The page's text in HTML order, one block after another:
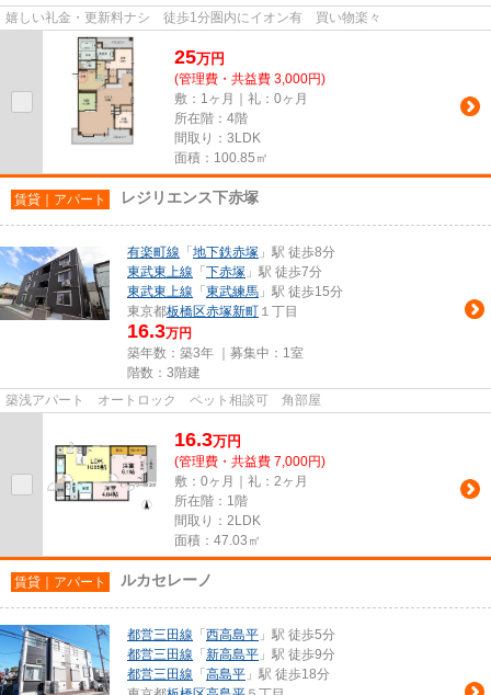
嬉しい礼金・更新料ナシ 徒歩1分圏内にイオン有 買い物楽々
25万円
(管理費・共益費 3,000円)
敷：1ヶ月｜礼：0ヶ月
所在階：4階
間取り：3LDK
面積：100.85㎡
賃貸｜アパート レジリエンス下赤塚
有楽町線 「 地下鉄赤塚 」駅 徒歩8分
東武東上線 「 下赤塚 」駅 徒歩7分
東武東上線 「 東武練馬 」駅 徒歩15分
東京都板橋区赤塚新町 １丁目
16.3万円
築年数：築3年 ｜募集中： 1室
階数：3階建
築浅アパート オートロック ペット相談可 角部屋
16.3万円
(管理費・共益費 7,000円)
敷：0ヶ月｜礼：2ヶ月
所在階：1階
間取り：2LDK
面積：47.03㎡
賃貸｜アパート ルカセレーノ
都営三田線 「 西高島平 」駅 徒歩5分
都営三田線 「 新高島平 」駅 徒歩9分
都営三田線 「 高島平 」駅 徒歩18分